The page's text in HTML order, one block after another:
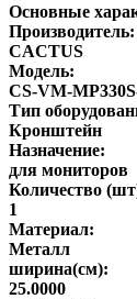
Основные
Производитель:
CACTUS
Модель:
CS-VM-
Тип
Кронштейн
Назначение:
для мониторов
Количество
1
Материал:
Металл
ширина(см):
25.0000